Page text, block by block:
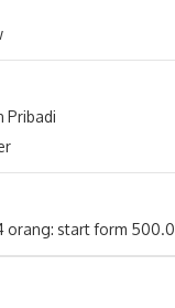
Pribadi
orang: start form